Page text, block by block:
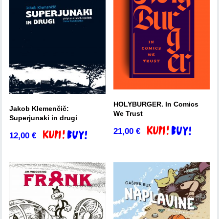
Jakob Klemenčič:
Superjunaki in drugi
12,00€ Dodaj v košarico
HOLYBURGER. In Comics
We Trust
21,00€ Dodaj v košarico